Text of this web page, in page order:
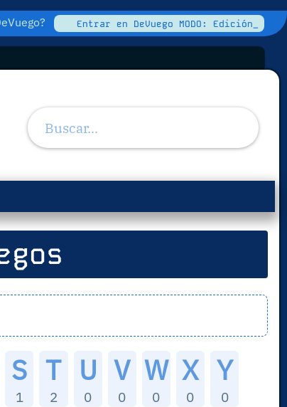
Entrar en DeVuego MODO: Edición_
S
1
T
2
U
0
V
0
W
0
X
0
Y
0